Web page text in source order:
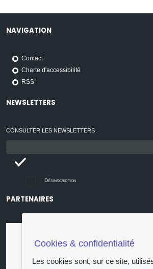
NAVIGATION
Contact
Charte d'accessibilité
RSS
NEWSLETTERS
CONSULTER LES NEWSLETTERS
:
Désinscription
PARTENAIRES
Cookies & confidentialité
Les cookies sont, sur ce site,